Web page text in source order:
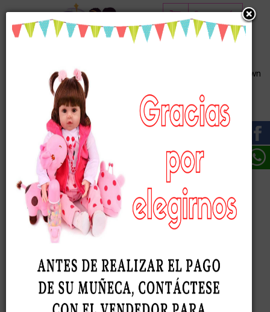
Carro vacío
Princesas Viny Patience con Síndrome de Down